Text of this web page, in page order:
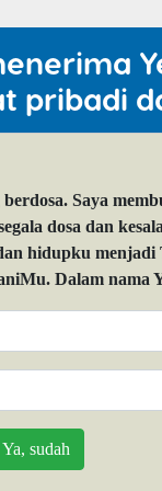
pribadi
Saya
dosa dan
hidupku
Dalam nama